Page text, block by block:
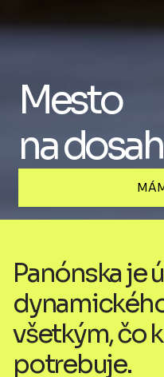
Mesto
na dosah
Panónska je
všetkým, čo
potrebuje.